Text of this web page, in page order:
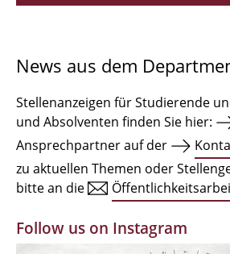
Qualifikationsprofil
Institute
Einrichtungen
Zeichensäle
MBW | Modellbauwerkstatt
News aus dem
Stellenanzeigen für Studierende
und Absolventen finden Sie hier:
Ansprechpartner auf der
zu aktuellen Themen oder
bitte an die
Follow us on Instagram